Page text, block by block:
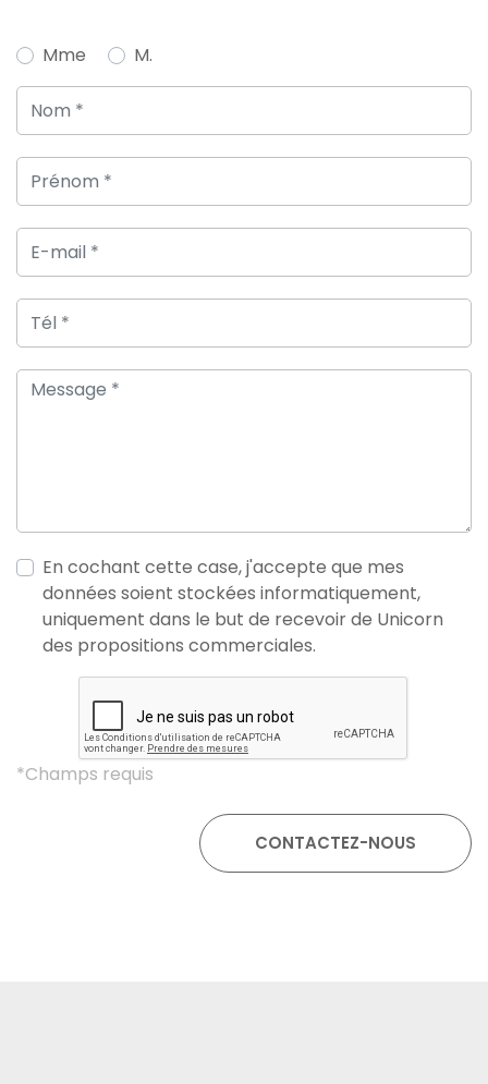
Mme M.
En cochant cette case, j'accepte que mes
données soient stockées informatiquement,
uniquement dans le but de recevoir de Unicorn
des propositions commerciales.
*Champs requis